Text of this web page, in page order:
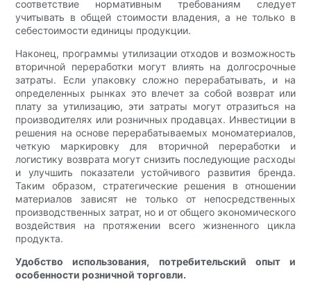
соответствие нормативным требованиям следует
учитывать в общей стоимости владения, а не только в
себестоимости единицы продукции.
Наконец, программы утилизации отходов и возможность
вторичной переработки могут влиять на долгосрочные
затраты. Если упаковку сложно перерабатывать, и на
определенных рынках это влечет за собой возврат или
плату за утилизацию, эти затраты могут отразиться на
производителях или розничных продавцах. Инвестиции в
решения на основе перерабатываемых мономатериалов,
четкую маркировку для вторичной переработки и
логистику возврата могут снизить последующие расходы
и улучшить показатели устойчивого развития бренда.
Таким образом, стратегические решения в отношении
материалов зависят не только от непосредственных
производственных затрат, но и от общего экономического
воздействия на протяжении всего жизненного цикла
продукта.
Удобство использования, потребительский опыт и
особенности розничной торговли.